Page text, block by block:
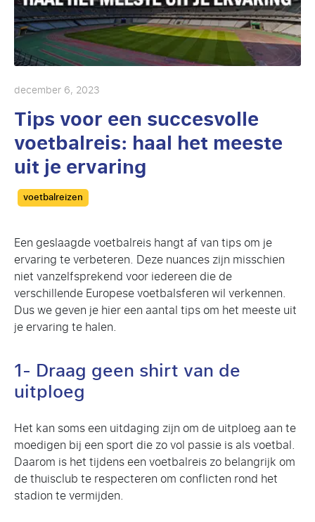
december 6, 2023
Tips voor een succesvolle
voetbalreis: haal het meeste
uit je ervaring
Categories
voetbalreizen
Een geslaagde voetbalreis hangt af van tips om je
ervaring te verbeteren. Deze nuances zijn misschien
niet vanzelfsprekend voor iedereen die de
verschillende Europese voetbalsferen wil verkennen.
Dus we geven je hier een aantal tips om het meeste uit
je ervaring te halen.
1- Draag geen shirt van de
uitploeg
Het kan soms een uitdaging zijn om de uitploeg aan te
moedigen bij een sport die zo vol passie is als voetbal.
Daarom is het tijdens een voetbalreis zo belangrijk om
de thuisclub te respecteren om conflicten rond het
stadion te vermijden.